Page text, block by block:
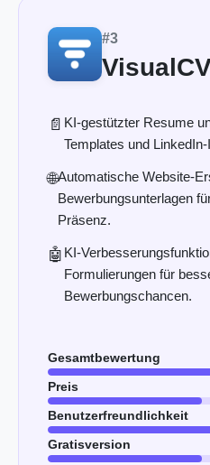
#3
📄 KI-gestützter Resume
Templates und
🌐Automatische Website-
Bewerbungsunterlagen
Präsenz.
🤖 KI-
Formulierungen für
Bewerbungschancen.
Gesamtbewertung
Preis
Benutzerfreundlichkeit
Gratisversion